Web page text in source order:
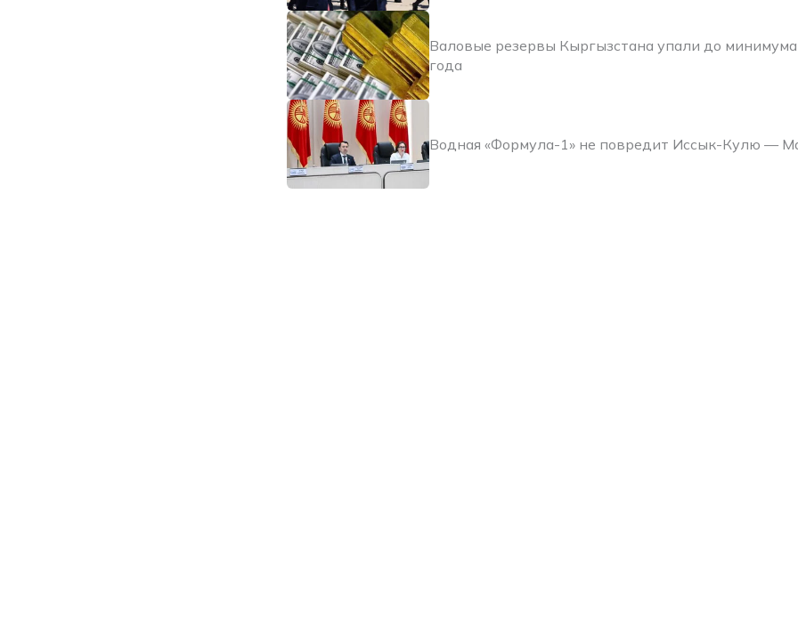
Валовые резервы Кыргызстана упали до
года
Водная «Формула-1» не повредит Иссык-Кулю —